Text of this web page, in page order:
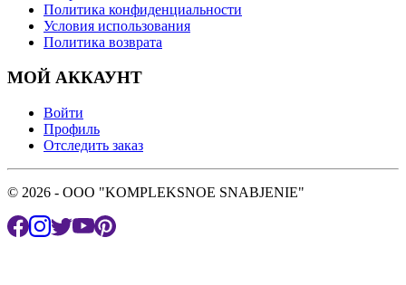
Политика конфиденциальности
Условия использования
Политика возврата
МОЙ АККАУНТ
Войти
Профиль
Отследить заказ
© 2026 - OOO "KOMPLEKSNOE SNABJENIE"